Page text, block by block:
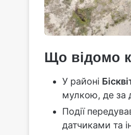
Що відомо
У районі
мулкою, де за
Події
датчиками та